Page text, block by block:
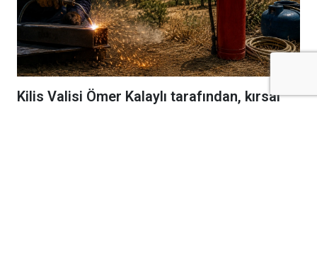
Kilis Valisi Ömer Kalaylı tarafından, kırsal